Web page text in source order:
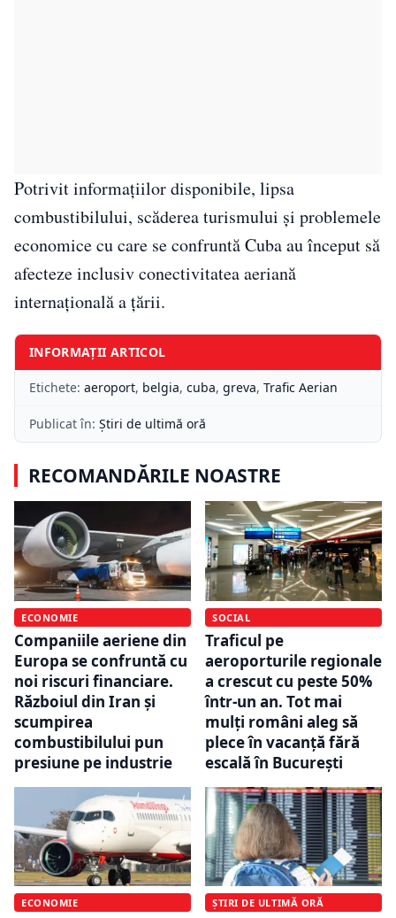
Potrivit informațiilor disponibile, lipsa
combustibilului, scăderea turismului și problemele
economice cu care se confruntă Cuba au început să
afecteze inclusiv conectivitatea aeriană
internațională a țării.
INFORMAȚII ARTICOL
Etichete: aeroport, belgia, cuba, greva, Trafic Aerian
Publicat în: Știri de ultimă oră
RECOMANDĂRILE NOASTRE
ECONOMIE
Companiile aeriene din
Europa se confruntă cu
noi riscuri financiare.
Războiul din Iran și
scumpirea
combustibilului pun
presiune pe industrie
SOCIAL
Traficul pe
aeroporturile regionale
a crescut cu peste 50%
într-un an. Tot mai
mulți români aleg să
plece în vacanță fără
escală în București
ECONOMIE ȘTIRI DE ULTIMĂ ORĂ